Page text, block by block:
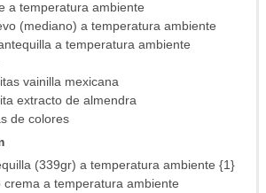
a temperatura ambiente
(mediano) a temperatura ambiente
a temperatura ambiente
vainilla mexicana
extracto de almendra
de colores
(339gr) a temperatura ambiente {1}
crema a temperatura ambiente